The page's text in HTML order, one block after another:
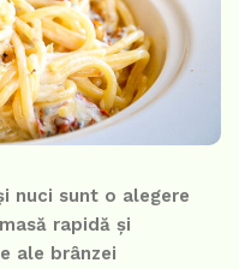
nuci sunt o alegere
rapidă și
ale brânzei